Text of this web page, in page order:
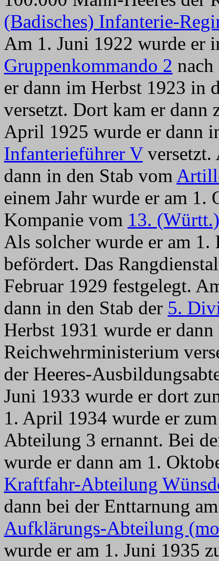
(Badisches) Infanterie-
Am 1. Juni 1922 wurde er
Gruppenkommando 2
er dann im Herbst 1923 in
versetzt. Dort kam er dann
April 1925 wurde er dann
Infanterieführer Vversetzt.
dann in den Stab vom
einem Jahr wurde er am 1.
Kompanie vom 13.
Als solcher wurde er am
befördert. Das
Februar 1929 festgelegt.
dann in den Stab der 5.
Herbst 1931 wurde er
Reichwehrministerium
der Heeres-
Juni 1933 wurde er dort
1. April 1934 wurde er
Abteilung 3 ernannt. Bei
wurde er dann am 1.
Kraftfahr-Abteilung
dann bei der Enttarnung
Aufklärungs-Abteilung
wurde er am 1. Juni 1935